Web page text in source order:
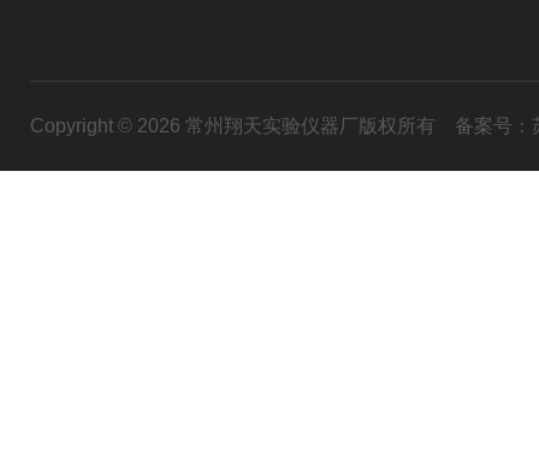
Copyright © 2026 常州翔天实验仪器厂版权所有 备案号：